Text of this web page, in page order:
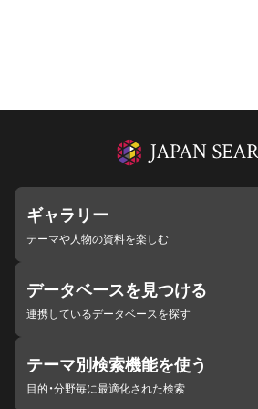
ギャラリー
テーマや人物の資料を楽しむ
データベースを見つける
連携しているデータベースを探す
テーマ別検索機能を使う
目的・分野毎に最適化された検索